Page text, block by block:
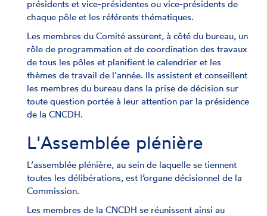
présidents et vice-présidentes ou vice-présidents de
chaque pôle et les référents thématiques.
Les membres du Comité assurent, à côté du bureau, un
rôle de programmation et de coordination des travaux
de tous les pôles et planifient le calendrier et les
thèmes de travail de l’année. Ils assistent et conseillent
les membres du bureau dans la prise de décision sur
toute question portée à leur attention par la présidence
de la CNCDH.
L'Assemblée plénière
L’assemblée plénière, au sein de laquelle se tiennent
toutes les délibérations, est l’organe décisionnel de la
Commission.
Les membres de la CNCDH se réunissent ainsi au